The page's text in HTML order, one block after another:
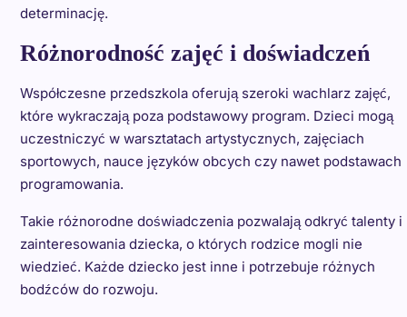
determinację.
Różnorodność zajęć i doświadczeń
Współczesne przedszkola oferują szeroki wachlarz zajęć,
które wykraczają poza podstawowy program. Dzieci mogą
uczestniczyć w warsztatach artystycznych, zajęciach
sportowych, nauce języków obcych czy nawet podstawach
programowania.
Takie różnorodne doświadczenia pozwalają odkryć talenty i
zainteresowania dziecka, o których rodzice mogli nie
wiedzieć. Każde dziecko jest inne i potrzebuje różnych
bodźców do rozwoju.